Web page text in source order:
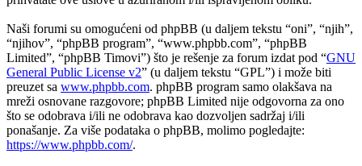
Naši forumi su omogućeni od phpBB (u daljem tekstu “oni”, “njih”,
“njihov”, “phpBB program”, “www.phpbb.com”, “phpBB
Limited”, “phpBB Timovi”) što je rešenje za forum izdat pod “GNU
General Public License v2” (u daljem tekstu “GPL”) i može biti
preuzet sa www.phpbb.com. phpBB program samo olakšava na
mreži osnovane razgovore; phpBB Limited nije odgovorna za ono
što se odobrava i/ili ne odobrava kao dozvoljen sadržaj i/ili
ponašanje. Za više podataka o phpBB, molimo pogledajte:
https://www.phpbb.com/.